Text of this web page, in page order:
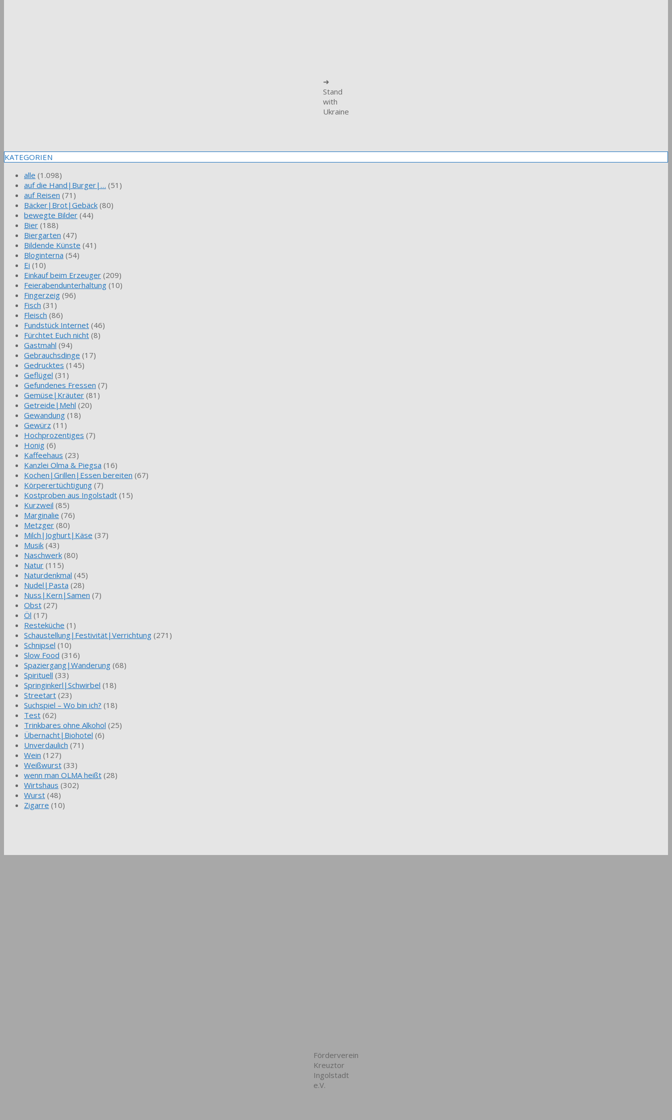
➜
Stand
with
Ukraine
KATEGORIEN
alle (1.098)
auf die Hand|Burger|… (51)
auf Reisen (71)
Bäcker|Brot|Gebäck (80)
bewegte Bilder (44)
Bier (188)
Biergarten (47)
Bildende Künste (41)
Bloginterna (54)
Ei (10)
Einkauf beim Erzeuger (209)
Feierabendunterhaltung (10)
Fingerzeig (96)
Fisch (31)
Fleisch (86)
Fundstück Internet (46)
Fürchtet Euch nicht (8)
Gastmahl (94)
Gebrauchsdinge (17)
Gedrucktes (145)
Geflügel (31)
Gefundenes Fressen (7)
Gemüse|Kräuter (81)
Getreide|Mehl (20)
Gewandung (18)
Gewürz (11)
Hochprozentiges (7)
Honig (6)
Kaffeehaus (23)
Kanzlei Olma & Piegsa (16)
Kochen|Grillen|Essen bereiten (67)
Körperertüchtigung (7)
Kostproben aus Ingolstadt (15)
Kurzweil (85)
Marginalie (76)
Metzger (80)
Milch|Joghurt|Käse (37)
Musik (43)
Naschwerk (80)
Natur (115)
Naturdenkmal (45)
Nudel|Pasta (28)
Nuss|Kern|Samen (7)
Obst (27)
Öl (17)
Resteküche (1)
Schaustellung|Festivität|Verrichtung (271)
Schnipsel (10)
Slow Food (316)
Spaziergang|Wanderung (68)
Spirituell (33)
Springinkerl|Schwirbel (18)
Streetart (23)
Suchspiel – Wo bin ich? (18)
Test (62)
Trinkbares ohne Alkohol (25)
Übernacht|Biohotel (6)
Unverdaulich (71)
Wein (127)
Weißwurst (33)
wenn man OLMA heißt (28)
Wirtshaus (302)
Wurst (48)
Zigarre (10)
Förderverein
Kreuztor
Ingolstadt
e.V.